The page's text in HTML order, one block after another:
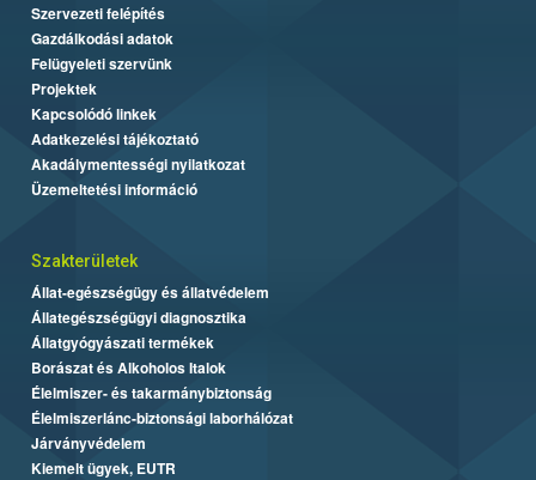
Szervezeti felépítés
Gazdálkodási adatok
Felügyeleti szervünk
Projektek
Kapcsolódó linkek
Adatkezelési tájékoztató
Akadálymentességi nyilatkozat
Üzemeltetési információ
Szakterületek
Állat-egészségügy és állatvédelem
Állategészségügyi diagnosztika
Állatgyógyászati termékek
Borászat és Alkoholos Italok
Élelmiszer- és takarmánybiztonság
Élelmiszerlánc-biztonsági laborhálózat
Járványvédelem
Kiemelt ügyek, EUTR